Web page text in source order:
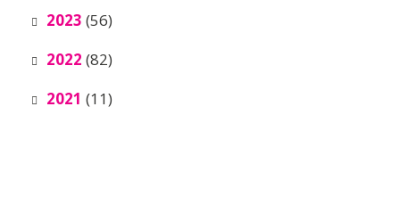
2023 (56)
2022 (82)
2021 (11)